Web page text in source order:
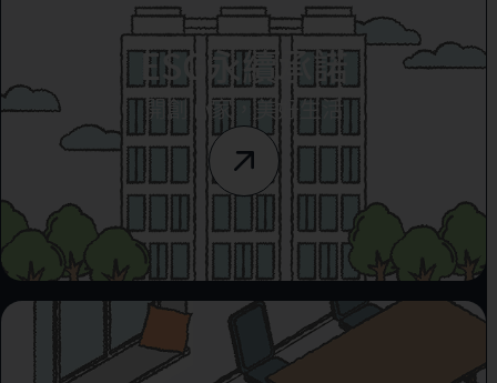
ESG永續承諾
開創心家，美好生活